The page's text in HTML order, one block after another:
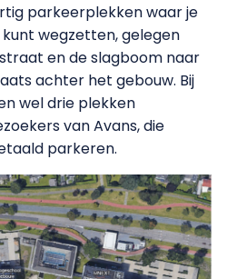
parkeerplekken waar je
wegzetten, gelegen
en de slagboom naar
achter het gebouw. Bij
wel drie plekken
van Avans, die
parkeren.